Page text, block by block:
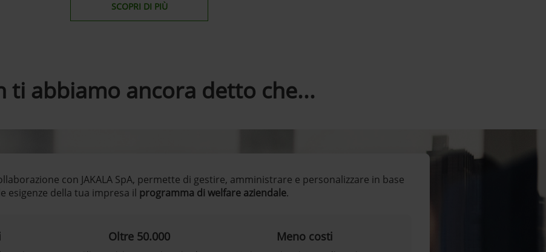
SCOPRI DI PIÙ
ti abbiamo ancora detto che...
con JAKALA SpA, permette di gestire, amministrare e personalizzare in base
esigenze della tua impresa il programma di welfare aziendale.
Oltre 50.000 Meno costi